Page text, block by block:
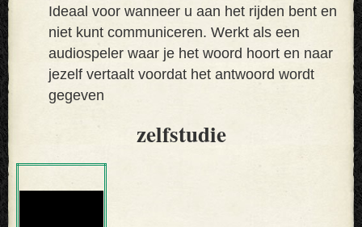
Ideaal voor wanneer u aan het rijden bent en
niet kunt communiceren. Werkt als een
audiospeler waar je het woord hoort en naar
jezelf vertaalt voordat het antwoord wordt
gegeven
zelfstudie